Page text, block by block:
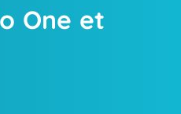
One et